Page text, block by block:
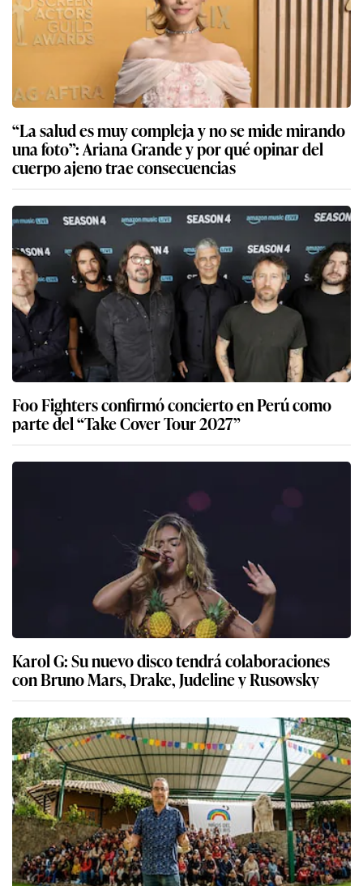
“La salud es muy compleja y no se mide mirando
una foto”: Ariana Grande y por qué opinar del
cuerpo ajeno trae consecuencias
Foo Fighters confirmó concierto en Perú como
parte del “Take Cover Tour 2027”
Karol G: Su nuevo disco tendrá colaboraciones
con Bruno Mars, Drake, Judeline y Rusowsky